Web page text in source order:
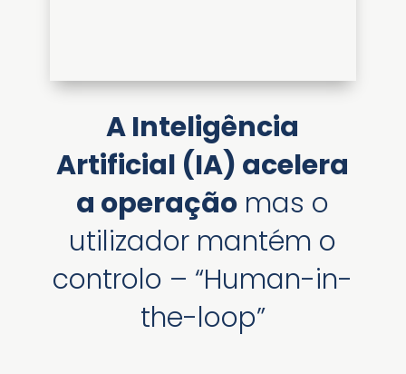
A Inteligência
Artificial (IA) acelera
a operação mas o
utilizador mantém o
controlo – “Human-in-
the-loop”